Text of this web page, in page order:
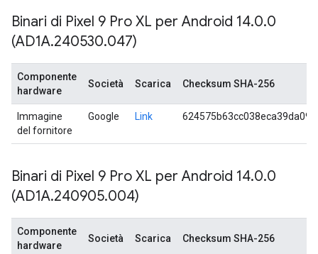
Binari di Pixel 9 Pro XL per Android 14.0.0
(AD1A.240530.047)
Componente
hardware
Società Scarica Checksum SHA-256
Immagine
del fornitore
Google Link
Binari di Pixel 9 Pro XL per Android 14.0.0
(AD1A.240905.004)
Componente
hardware
Società Scarica Checksum SHA-256